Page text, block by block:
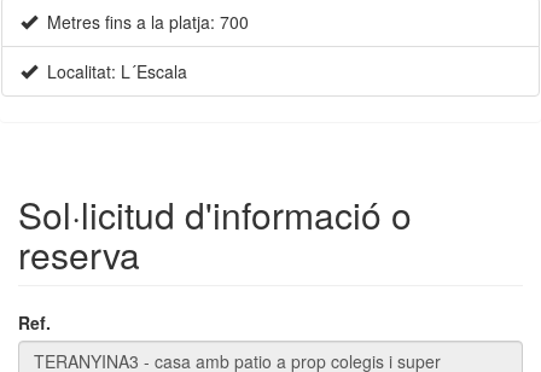
Metres fins a la platja: 700
Localitat: L´Escala
Sol·licitud d'informació o
reserva
Ref.